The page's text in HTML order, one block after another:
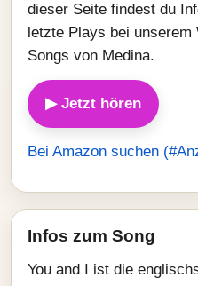
dieser Seite findest du
letzte Plays bei unserem
Songs von Medina.
▶ Jetzt hören
Bei Amazon suchen
Infos zum Song
You and I ist die